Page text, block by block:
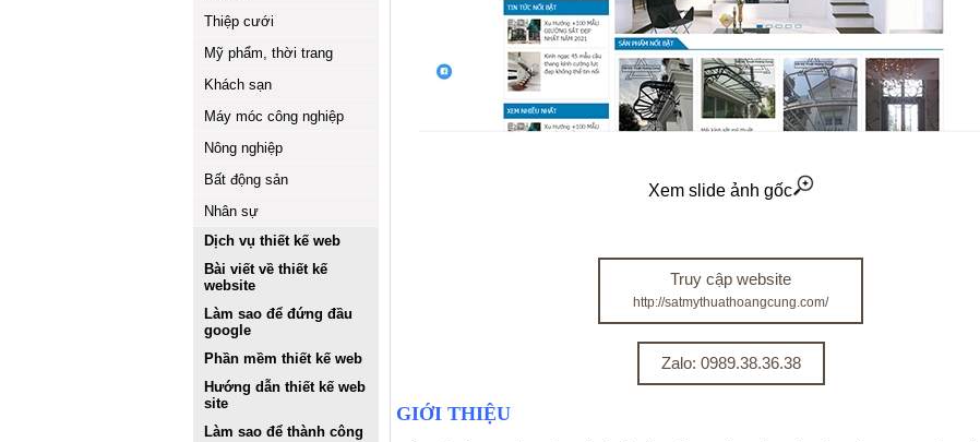
Thiệp cưới
Mỹ phẩm, thời trang
Khách sạn
Máy móc công nghiệp
Nông nghiệp
Bất động sản
Nhân sự
Dịch vụ thiết kế web
Bài viết về thiết kế
website
Làm sao để đứng đầu
google
Phần mềm thiết kế web
Hướng dẫn thiết kế web
site
Làm sao để thành công
Xem slide ảnh gốc
Truy cập website
http://satmythuathoangcung.com/
Zalo: 0989.38.36.38
GIỚI THIỆU